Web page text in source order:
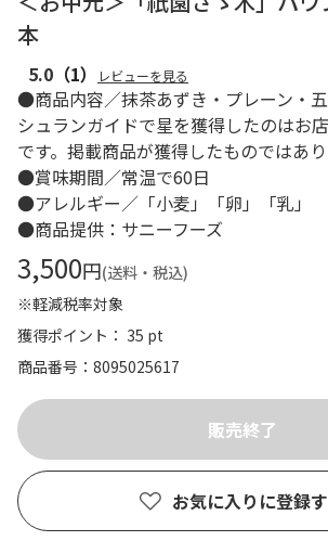
本
5.0 （1） レビューを見る
●商品内容／抹茶あずき・プレーン・
シュランガイドで星を獲得したのはお
です。掲載商品が獲得したものではあ
●賞味期間／常温で60日
●アレルギー／「小麦」「卵」「乳」
●商品提供：サニーフーズ
3,500円(送料・税込)
※軽減税率対象
獲得ポイント： 35 pt
商品番号
8095025617
お気に入りに登録